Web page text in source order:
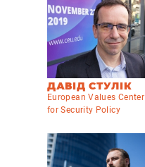
ДАВІД СТУЛІК
European Values Center
for Security Policy